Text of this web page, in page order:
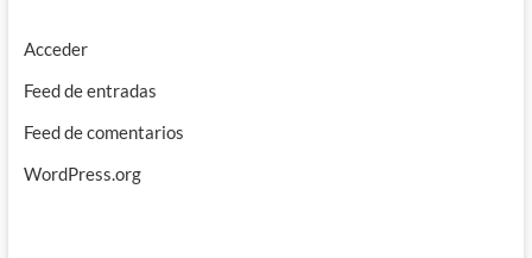
Acceder
Feed de entradas
Feed de comentarios
WordPress.org